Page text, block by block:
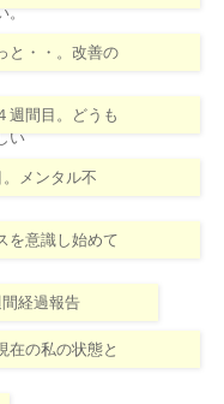
。
と・・。改善の
週間目。どうも
い
メンタル不
を意識し始めて
経過報告
在の私の状態と